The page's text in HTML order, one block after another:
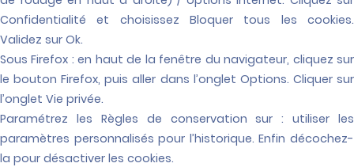
Confidentialité et choisissez Bloquer tous les cookies.
Validez sur Ok.
Sous Firefox : en haut de la fenêtre du navigateur, cliquez sur
le bouton Firefox, puis aller dans l’onglet Options. Cliquer sur
l’onglet Vie privée.
Paramétrez les Règles de conservation sur : utiliser les
paramètres personnalisés pour l’historique. Enfin décochez-
la pour désactiver les cookies.